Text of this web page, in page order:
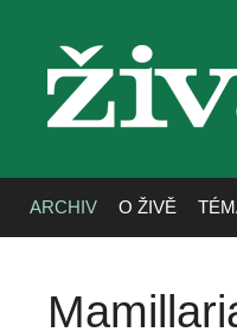
živa
ARCHIV O ŽIVĚ